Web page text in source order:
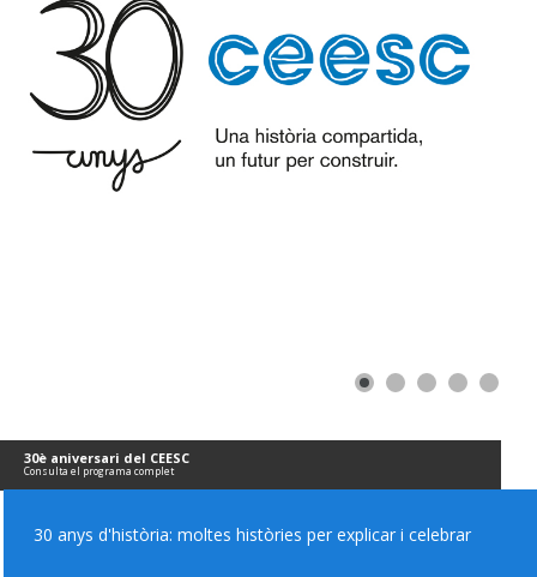
30è aniversari del CEESC
Consulta el programa complet
30 anys d'història: moltes històries per explicar i celebrar